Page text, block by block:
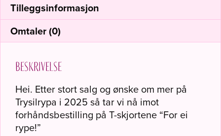
Tilleggsinformasjon
Omtaler (0)
Beskrivelse
Hei. Etter stort salg og ønske om mer på
Trysilrypa i 2025 så tar vi nå imot
forhåndsbestilling på T-skjortene “For ei
rype!”